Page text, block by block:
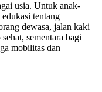
usia. Untuk anak-
tentang
dewasa, jalan kaki
sementara bagi
mobilitas dan